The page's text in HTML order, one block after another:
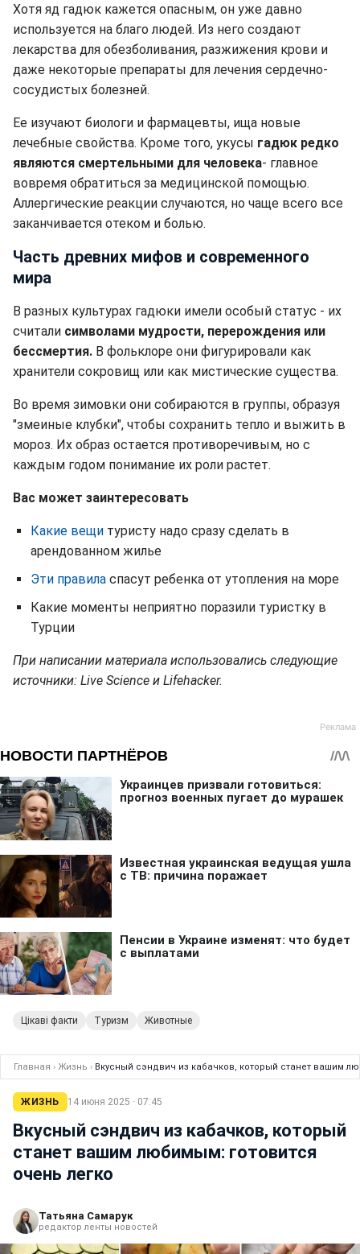
Хотя яд гадюк кажется опасным, он уже давно
используется на благо людей. Из него создают
лекарства для обезболивания, разжижения крови и
даже некоторые препараты для лечения сердечно-
сосудистых болезней.
Ее изучают биологи и фармацевты, ища новые
лечебные свойства. Кроме того, укусы гадюк редко
являются смертельными для человека- главное
вовремя обратиться за медицинской помощью.
Аллергические реакции случаются, но чаще всего все
заканчивается отеком и болью.
Часть древних мифов и современного
мира
В разных культурах гадюки имели особый статус - их
считали символами мудрости, перерождения или
бессмертия. В фольклоре они фигурировали как
хранители сокровищ или как мистические существа.
Во время зимовки они собираются в группы, образуя
"змеиные клубки", чтобы сохранить тепло и выжить в
мороз. Их образ остается противоречивым, но с
каждым годом понимание их роли растет.
Вас может заинтересовать
Какие вещи туристу надо сразу сделать в
арендованном жилье
Эти правила спасут ребенка от утопления на море
Какие моменты неприятно поразили туристку в
Турции
При написании материала использовались следующие
источники: Live Science и Lifehacker.
Цікаві факти Туризм Животные
Главная › Жизнь › Вкусный сэндвич из кабачков, который станет вашим
ЖИЗНЬ 14 июня 2025 · 07:45
Вкусный сэндвич из кабачков, который
станет вашим любимым: готовится
очень легко
Татьяна Самарук
редактор ленты новостей